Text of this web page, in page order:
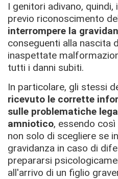
I genitori adivano, quindi,
previo riconoscimento
interrompere la
conseguenti alla nascita
inaspettate
tutti i danni subiti.
In particolare, gli stessi
ricevuto le corrette
sulle problematiche
amniotico, essendo
non solo di scegliere se
gravidanza in caso di
prepararsi
all'arrivo di un figlio